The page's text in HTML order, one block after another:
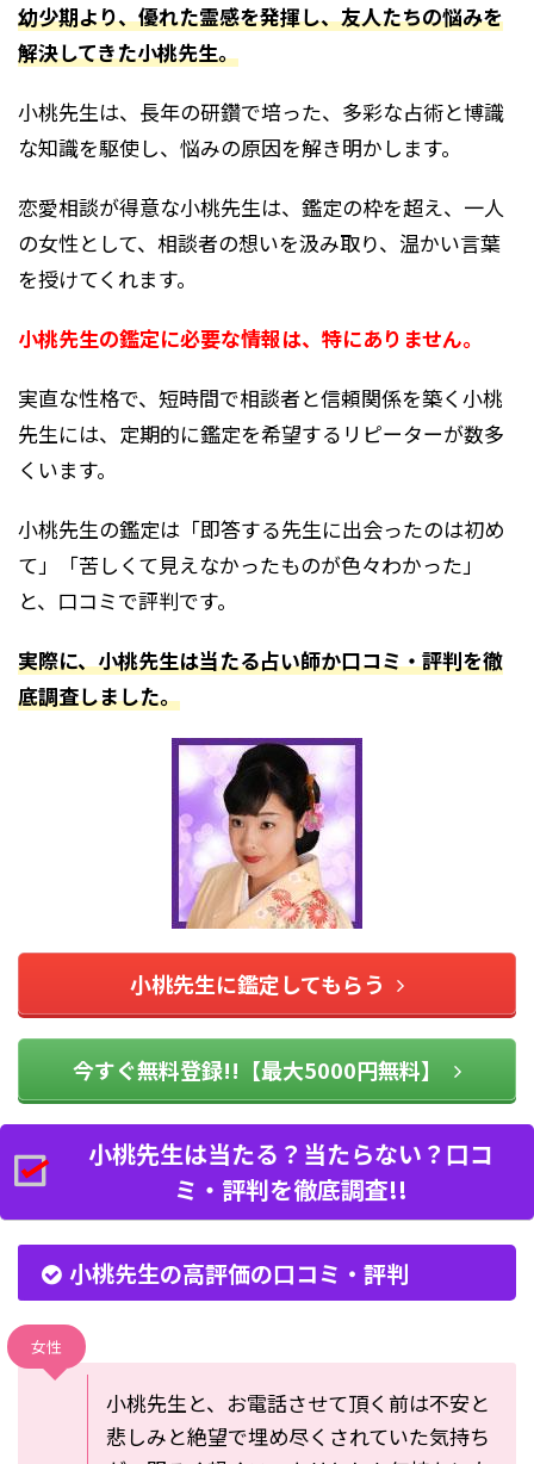
幼少期より、優れた霊感を発揮し、友人たちの悩みを
解決してきた小桃先生。
小桃先生は、長年の研鑽で培った、多彩な占術と博識
な知識を駆使し、悩みの原因を解き明かします。
恋愛相談が得意な小桃先生は、鑑定の枠を超え、一人
の女性として、相談者の想いを汲み取り、温かい言葉
を授けてくれます。
小桃先生の鑑定に必要な情報は、特にありません。
実直な性格で、短時間で相談者と信頼関係を築く小桃
先生には、定期的に鑑定を希望するリピーターが数多
くいます。
小桃先生の鑑定は「即答する先生に出会ったのは初め
て」「苦しくて見えなかったものが色々わかった」
と、口コミで評判です。
実際に、小桃先生は当たる占い師か口コミ・評判を徹
底調査しました。
小桃先生に鑑定してもらう
今すぐ無料登録!!【最大5000円無料】
小桃先生は当たる？当たらない？口コ
ミ・評判を徹底調査!!
小桃先生の高評価の口コミ・評判
女性
小桃先生と、お電話させて頂く前は不安と
悲しみと絶望で埋め尽くされていた気持ち